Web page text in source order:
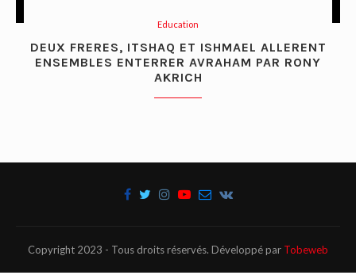
Education
DEUX FRERES, ITSHAQ ET ISHMAEL ALLERENT
ENSEMBLES ENTERRER AVRAHAM PAR RONY
AKRICH
Copyright 2023 - Tous droits réservés. Développé par Tobeweb